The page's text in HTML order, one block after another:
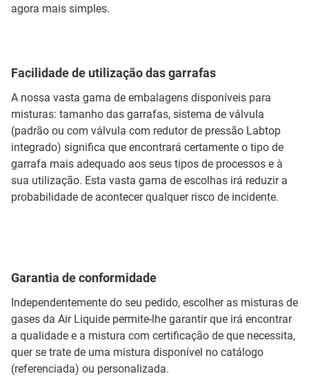
agora mais simples.
Facilidade de utilização das garrafas
A nossa vasta gama de embalagens disponíveis para
misturas: tamanho das garrafas, sistema de válvula
(padrão ou com válvula com redutor de pressão Labtop
integrado) significa que encontrará certamente o tipo de
garrafa mais adequado aos seus tipos de processos e à
sua utilização. Esta vasta gama de escolhas irá reduzir a
probabilidade de acontecer qualquer risco de incidente.
Garantia de conformidade
Independentemente do seu pedido, escolher as misturas de
gases da Air Liquide permite-lhe garantir que irá encontrar
a qualidade e a mistura com certificação de que necessita,
quer se trate de uma mistura disponível no catálogo
(referenciada) ou personalizada.